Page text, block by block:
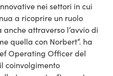
nei settori in cui
a ricoprire un ruolo
attraverso l’avvio di
quella con Norbert”. ha
Operating Officer del
coinvolgimento